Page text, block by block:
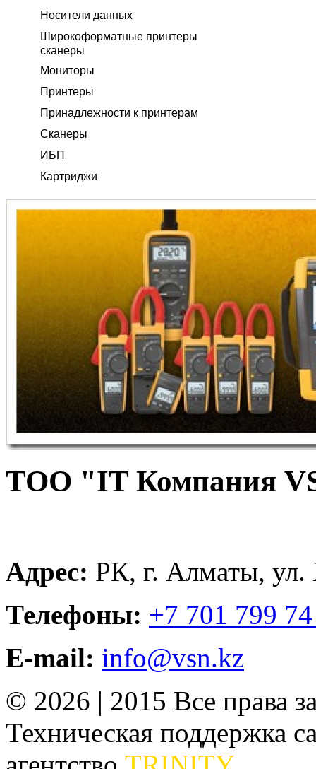
Носители данных
Широкоформатные принтеры
сканеры
Мониторы
Принтеры
Принадлежности к принтерам
Сканеры
ИБП
Картриджи
ТОО "IT Компания
Адрес: РК, г. Алматы, ул.
Телефоны: +7 701 799
E-mail: info@vsn.kz
© 2026 | 2015 Все права
Техническая поддержка